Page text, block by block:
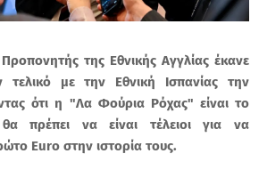
της Εθνικής Αγγλίας έκανε
τελικό με την Εθνική Ισπανίας την
ότι η "Λα Φούρια Ρόχας" είναι το
πρέπει να είναι τέλειοι για να
Euro στην ιστορία τους.